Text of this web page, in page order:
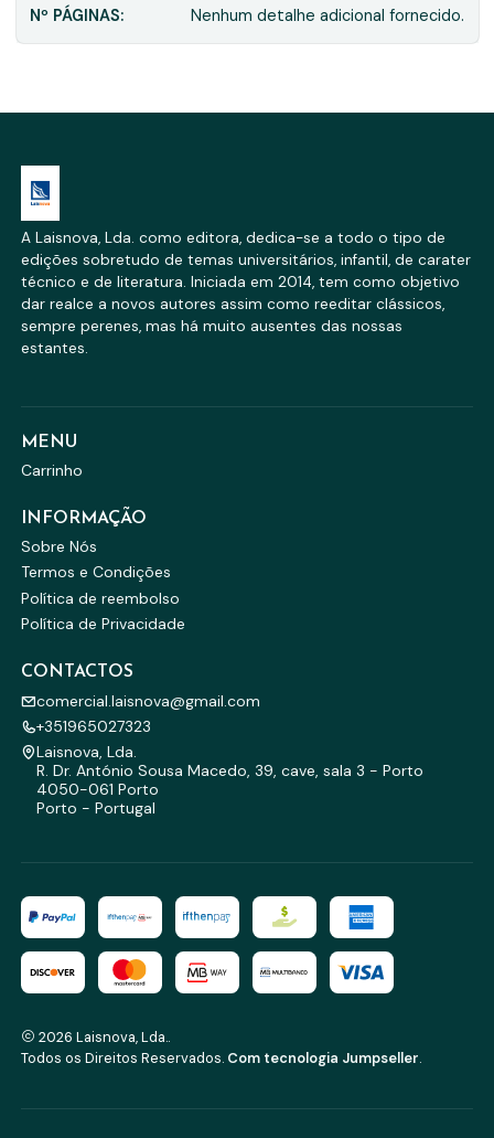
Nº PÁGINAS: Nenhum detalhe adicional fornecido.
A Laisnova, Lda. como editora, dedica-se a todo o tipo de
edições sobretudo de temas universitários, infantil, de carater
técnico e de literatura. Iniciada em 2014, tem como objetivo
dar realce a novos autores assim como reeditar clássicos,
sempre perenes, mas há muito ausentes das nossas
estantes.
MENU
Carrinho
INFORMAÇÃO
Sobre Nós
Termos e Condições
Política de reembolso
Política de Privacidade
CONTACTOS
comercial.laisnova@gmail.com
+351965027323
Laisnova, Lda.
R. Dr. António Sousa Macedo, 39, cave, sala 3 - Porto
4050-061 Porto
Porto - Portugal
2026 Laisnova, Lda..
Todos os Direitos Reservados. Com tecnologia Jumpseller.